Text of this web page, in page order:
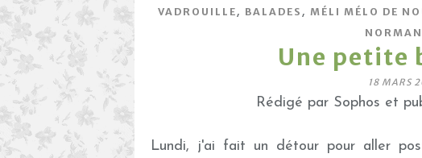
VADROUILLE, BALADES , MÉLI MÉLO DE
Une petite
18 MARS
Rédigé par Sophos et
Lundi, j'ai fait un détour pour aller